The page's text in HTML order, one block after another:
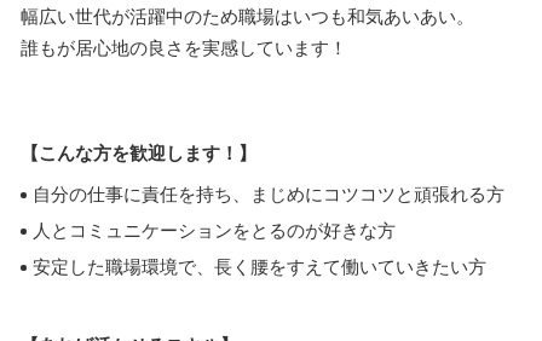
幅広い世代が活躍中のため職場はいつも和気あいあい。
誰もが居心地の良さを実感しています！
【こんな方を歓迎します！】
自分の仕事に責任を持ち、まじめにコツコツと頑張れる方
人とコミュニケーションをとるのが好きな方
安定した職場環境で、長く腰をすえて働いていきたい方